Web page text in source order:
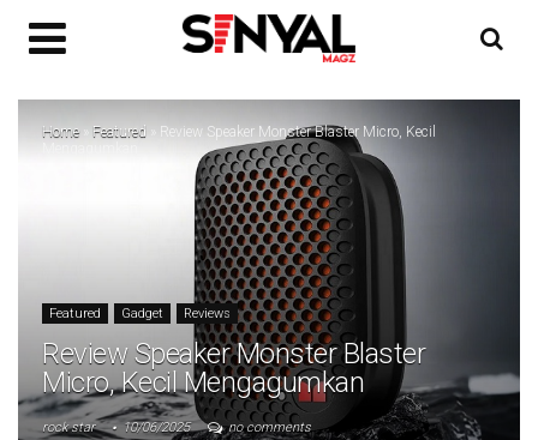
Home » Featured » Review Speaker Monster Blaster Micro, Kecil
Featured Gadget Reviews
Review Speaker Monster Blaster
Micro, Kecil Mengagumkan
rock star 10/06/2025 no comments